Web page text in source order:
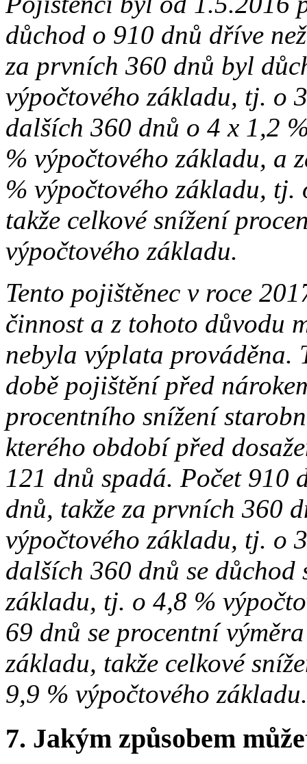
důchod o 910 dnů dříve
za prvních 360 dnů byl
výpočtového základu, tj. o
dalších 360 dnů o 4 x 1,2
% výpočtového základu, a
% výpočtového základu,
takže celkové snížení
výpočtového základu.
Tento pojištěnec v roce
činnost a z tohoto důvodu
nebyla výplata prováděna.
době pojištění před
procentního snížení
kterého období před
121 dnů spadá. Počet 910
dnů, takže za prvních 360
výpočtového základu, tj. o
dalších 360 dnů se
základu, tj. o 4,8 %
69 dnů se procentní
základu, takže celkové
9,9 % výpočtového základu.
7. Jakým způsobem